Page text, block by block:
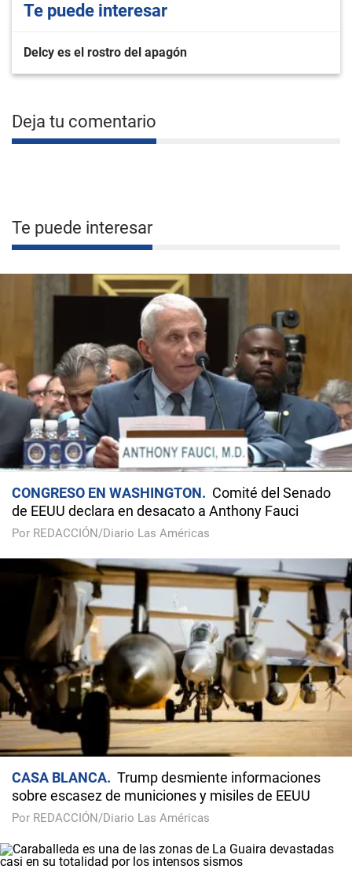
Te puede interesar
Delcy es el rostro del apagón
Deja tu comentario
Te puede interesar
CONGRESO EN WASHINGTON
Comité del Senado
de EEUU declara en desacato a Anthony Fauci
Por REDACCIÓN/Diario Las Américas
CASA BLANCA
Trump desmiente informaciones
sobre escasez de municiones y misiles de EEUU
Por REDACCIÓN/Diario Las Américas